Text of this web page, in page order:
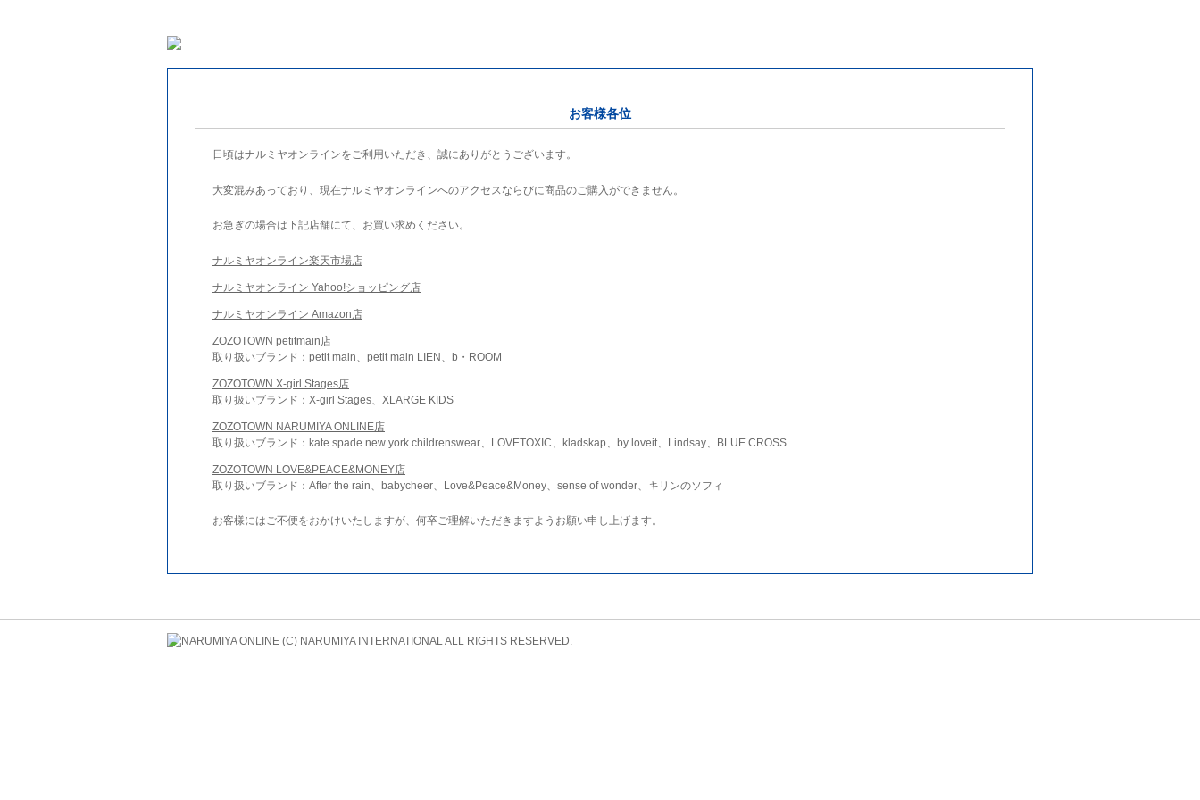
お客様各位
日頃はナルミヤオンラインをご利用いただき、誠にありがとうございます。
大変混みあっており、現在ナルミヤオンラインへのアクセスならびに商品のご購入ができません。
お急ぎの場合は下記店舗にて、お買い求めください。
ナルミヤオンライン楽天市場店
ナルミヤオンライン Yahoo!ショッピング店
ナルミヤオンライン Amazon店
ZOZOTOWN petitmain店
取り扱いブランド：petit main、petit main LIEN、b・ROOM
ZOZOTOWN X-girl Stages店
取り扱いブランド：X-girl Stages、XLARGE KIDS
ZOZOTOWN NARUMIYA ONLINE店
取り扱いブランド：kate spade new york childrenswear、LOVETOXIC、kladskap、by loveit、Lindsay、BLUE CROSS
ZOZOTOWN LOVE&PEACE&MONEY店
取り扱いブランド：After the rain、babycheer、Love&Peace&Money、sense of wonder、キリンのソフィ
お客様にはご不便をおかけいたしますが、何卒ご理解いただきますようお願い申し上げます。